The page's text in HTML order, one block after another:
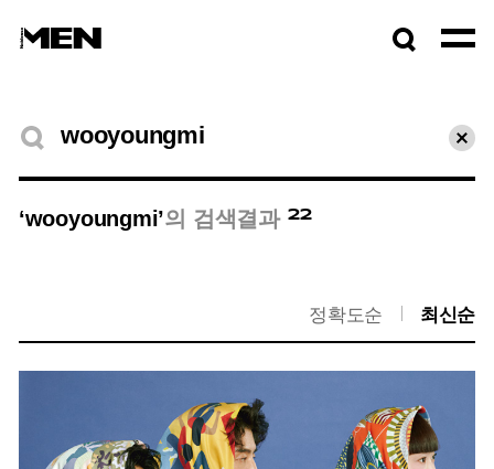
검색결과
초기
‘wooyoungmi’의 검색결과 22
정확도순 최신순